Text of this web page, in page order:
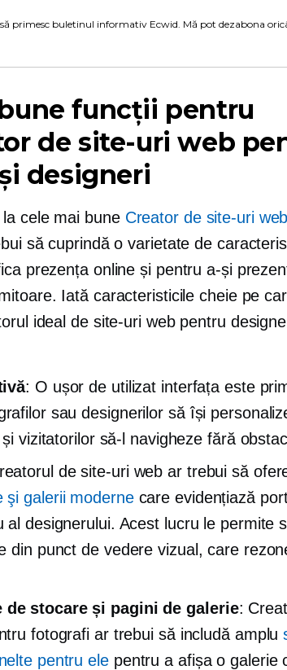
primesc buletinul informativ Ecwid. Mă pot dezabona
funcții pentru
de site-uri web
designeri
cele mai bune Creator de site-uri
să cuprindă o varietate de
prezența online și pentru a-și
Iată caracteristicile cheie pe
ideal de site-uri web pentru
: O ușor de utilizat interfața este
sau designerilor să își
vizitatorilor să-l navigheze fără
de site-uri web ar trebui să
şi galerii modernecare evidențiază
al designerului. Acest lucru le permite
din punct de vedere vizual, care
de stocare și pagini de galerie:
fotografi ar trebui să includă amplu
pentru elepentru a afișa o galerie